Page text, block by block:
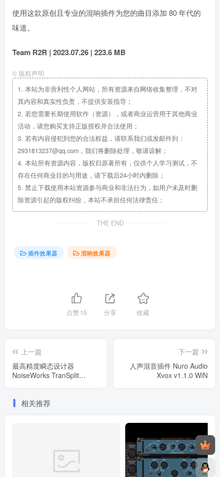
使用这款原创且专业的混响插件为您的曲目添加 80 年代的
味道。
Team R2R | 2023.07.26 | 223.6 MB
© 版权声明
1. 本站为非营利性个人网站，所有资源来自网络收集整理，不对
其内容和真实性负责，不提供安装指导；
2. 若您需要长期使用软件（资源），或者商业运营用于其他商业
活动，请您购买支持正版授权并合法使用；
3. 若有内容侵犯到您的合法权益，请联系我们或发邮件到：
2931813237@qq.com，我们将删除处理，敬请谅解；
4. 本站所有资源内容，版权归原著所有，仅供个人学习测试，不
存在任何商业目的与用途，请下载后24小时内删除；
5. 禁止下载使用本站资源参与商业和非法行为，如用户未及时删
除资源引起的版权纠纷，本站不承担任何法律责任；
THE END
插件效果器 混响效果器
点赞15 分享 收藏
上一篇
最高精度瞬态设计器
NoiseWorks TranSplit
下一篇
人声混音插件 Nuro Audio
Xvox v1.1.0 WiN
相关推荐